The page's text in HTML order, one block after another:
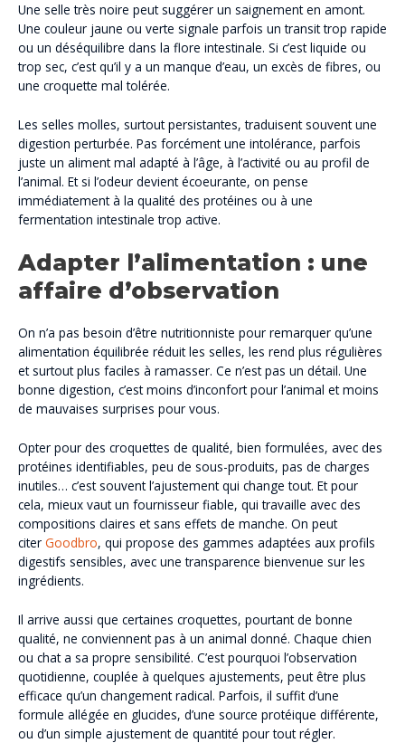
Une selle très noire peut suggérer un saignement en amont.
Une couleur jaune ou verte signale parfois un transit trop rapide
ou un déséquilibre dans la flore intestinale. Si c’est liquide ou
trop sec, c’est qu’il y a un manque d’eau, un excès de fibres, ou
une croquette mal tolérée.
Les selles molles, surtout persistantes, traduisent souvent une
digestion perturbée. Pas forcément une intolérance, parfois
juste un aliment mal adapté à l’âge, à l’activité ou au profil de
l’animal. Et si l’odeur devient écoeurante, on pense
immédiatement à la qualité des protéines ou à une
fermentation intestinale trop active.
Adapter l’alimentation : une
affaire d’observation
On n’a pas besoin d’être nutritionniste pour remarquer qu’une
alimentation équilibrée réduit les selles, les rend plus régulières
et surtout plus faciles à ramasser. Ce n’est pas un détail. Une
bonne digestion, c’est moins d’inconfort pour l’animal et moins
de mauvaises surprises pour vous.
Opter pour des croquettes de qualité, bien formulées, avec des
protéines identifiables, peu de sous-produits, pas de charges
inutiles… c’est souvent l’ajustement qui change tout. Et pour
cela, mieux vaut un fournisseur fiable, qui travaille avec des
compositions claires et sans effets de manche. On peut
citer Goodbro, qui propose des gammes adaptées aux profils
digestifs sensibles, avec une transparence bienvenue sur les
ingrédients.
Il arrive aussi que certaines croquettes, pourtant de bonne
qualité, ne conviennent pas à un animal donné. Chaque chien
ou chat a sa propre sensibilité. C’est pourquoi l’observation
quotidienne, couplée à quelques ajustements, peut être plus
efficace qu’un changement radical. Parfois, il suffit d’une
formule allégée en glucides, d’une source protéique différente,
ou d’un simple ajustement de quantité pour tout régler.